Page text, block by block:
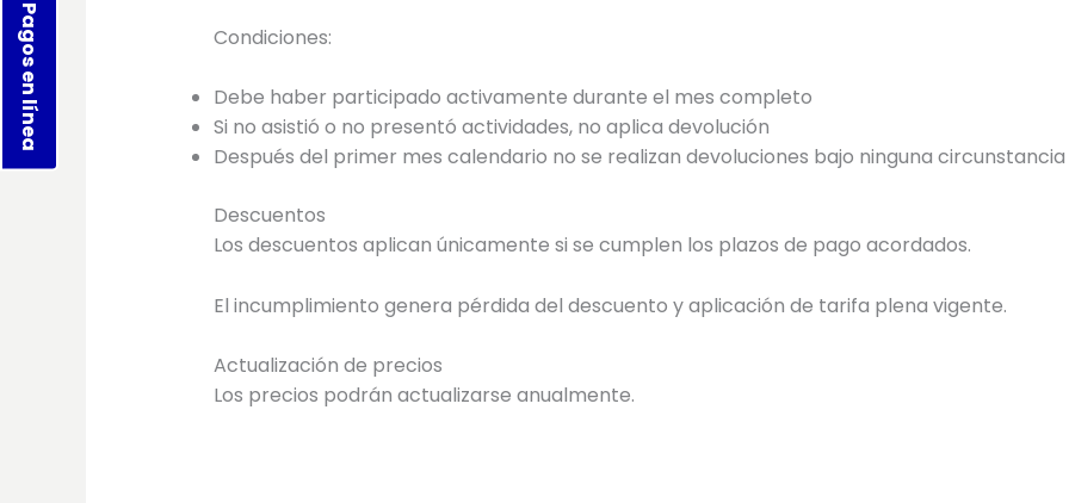
Condiciones:
Debe haber participado activamente durante el mes completo
Si no asistió o no presentó actividades, no aplica devolución
Después del primer mes calendario no se realizan devoluciones bajo ninguna circunstancia
Descuentos
Los descuentos aplican únicamente si se cumplen los plazos de pago acordados.
El incumplimiento genera pérdida del descuento y aplicación de tarifa plena vigente.
Actualización de precios
Los precios podrán actualizarse anualmente.
Pagos en línea